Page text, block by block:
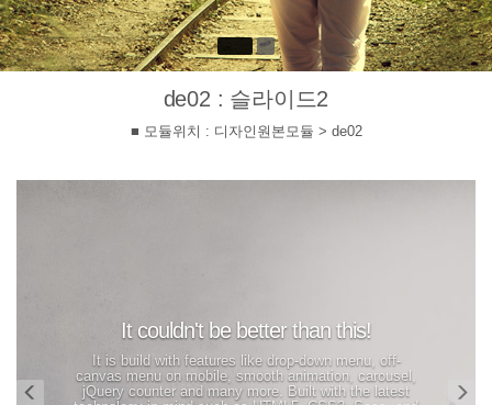
de02 : 슬라이드2
■ 모듈위치 : 디자인원본모듈 > de02